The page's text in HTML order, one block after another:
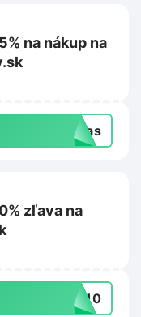
na nákup na
-vas
zľava na
RT10